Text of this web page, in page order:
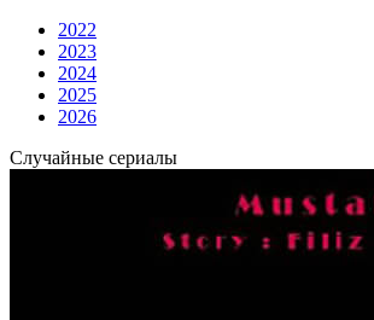
2022
2023
2024
2025
2026
Случайные сериалы